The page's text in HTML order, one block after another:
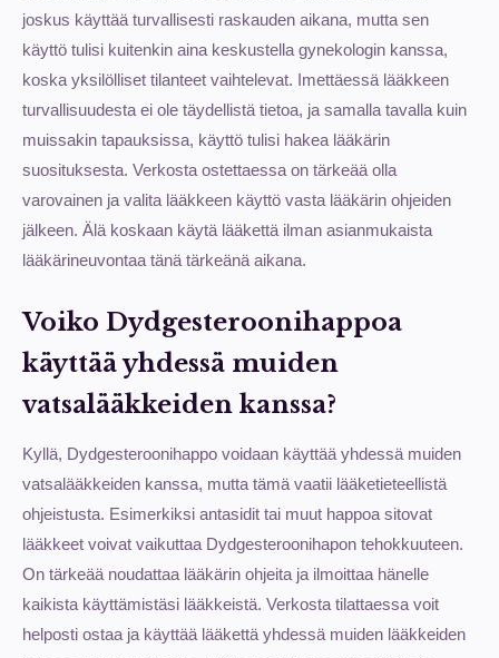
joskus käyttää turvallisesti raskauden aikana, mutta sen
käyttö tulisi kuitenkin aina keskustella gynekologin kanssa,
koska yksilölliset tilanteet vaihtelevat. Imettäessä lääkkeen
turvallisuudesta ei ole täydellistä tietoa, ja samalla tavalla kuin
muissakin tapauksissa, käyttö tulisi hakea lääkärin
suosituksesta. Verkosta ostettaessa on tärkeää olla
varovainen ja valita lääkkeen käyttö vasta lääkärin ohjeiden
jälkeen. Älä koskaan käytä lääkettä ilman asianmukaista
lääkärineuvontaa tänä tärkeänä aikana.
Voiko Dydgesteroonihappoa
käyttää yhdessä muiden
vatsalääkkeiden kanssa?
Kyllä, Dydgesteroonihappo voidaan käyttää yhdessä muiden
vatsalääkkeiden kanssa, mutta tämä vaatii lääketieteellistä
ohjeistusta. Esimerkiksi antasidit tai muut happoa sitovat
lääkkeet voivat vaikuttaa Dydgesteroonihapon tehokkuuteen.
On tärkeää noudattaa lääkärin ohjeita ja ilmoittaa hänelle
kaikista käyttämistäsi lääkkeistä. Verkosta tilattaessa voit
helposti ostaa ja käyttää lääkettä yhdessä muiden lääkkeiden